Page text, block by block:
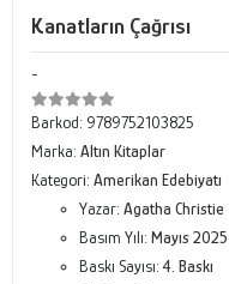
Kanatların Çağrısı
-
Barkod: 9789752103825
Marka: Altın Kitaplar
Kategori: Amerikan Edebiyatı
Yazar: Agatha Christie
Basım Yılı: Mayıs 2025
Baskı Sayısı:4. Baskı